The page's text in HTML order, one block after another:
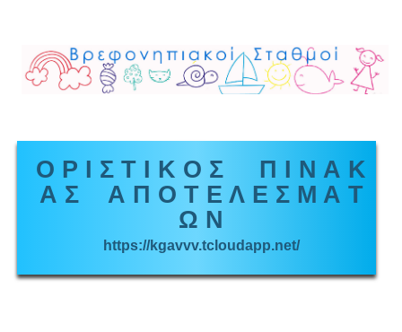
Ο Ρ Ι Σ Τ Ι Κ Ο Σ Π Ι Ν Α Κ
Α Σ Α Π Ο Τ Ε Λ Ε Σ Μ Α Τ
Ω Ν
https://kgavvv.tcloudapp.net/